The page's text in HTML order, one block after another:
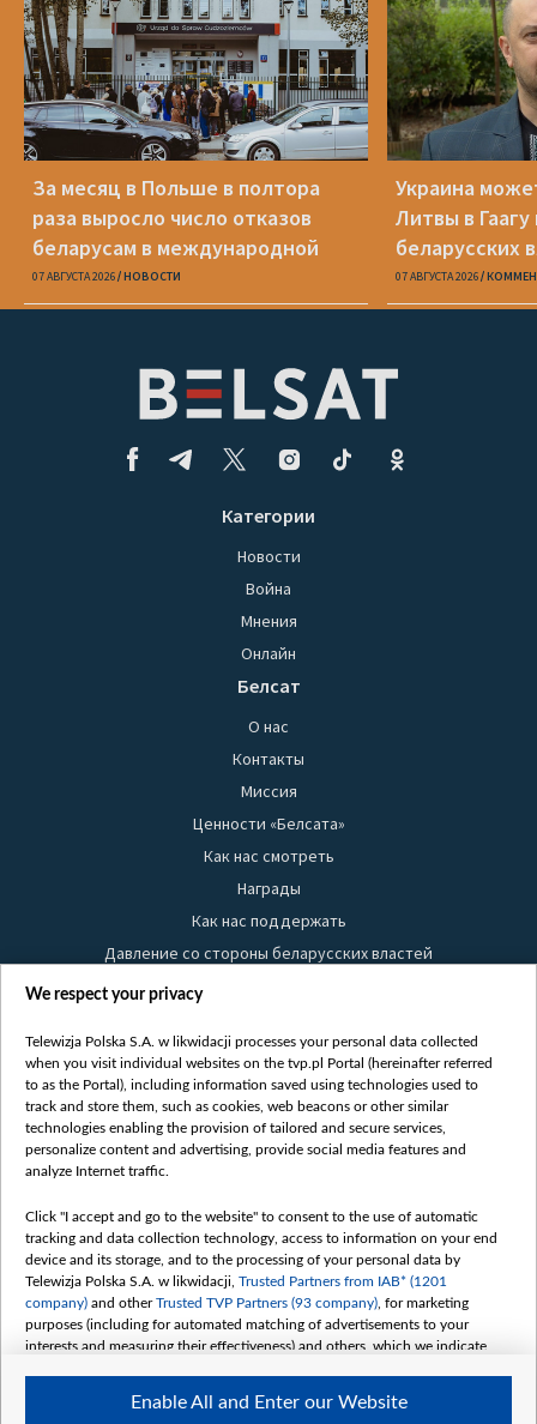
За месяц в Польше в полтора
раза выросло число отказов
беларусам в международной
защите
07 АВГУСТА 2026 НОВОСТИ
Украина
Литвы в Гаагу
беларусских
07 АВГУСТА 2026
Категории
Новости
Война
Мнения
Онлайн
Белсат
О нас
Контакты
Миссия
Ценности «Белсата»
Как нас смотреть
Награды
Как нас поддержать
Давление со стороны беларусских властей
Правила использования материалов
Безопасность
Youtube
Белсат news
Белсат Life
Belsat English
Biełsat PL
Белсат Now
Белсат Shorts
Белсат History
Белсат Music
Белсат Doc
We respect your privacy
Telewizja Polska S.A. w likwidacji processes your personal data collected
when you visit individual websites on the tvp.pl Portal (hereinafter referred
to as the Portal), including information saved using technologies used to
track and store them, such as cookies, web beacons or other similar
technologies enabling the provision of tailored and secure services,
personalize content and advertising, provide social media features and
analyze Internet traffic.
Click "I accept and go to the website" to consent to the use of automatic
tracking and data collection technology, access to information on your end
device and its storage, and to the processing of your personal data by
Telewizja Polska S.A. w likwidacji, Trusted Partners from IAB* (1201
company) and otherTrusted TVP Partners (93 company) , for marketing
purposes (including for automated matching of advertisements to your
interests and measuring their effectiveness) and others, which we indicate
The purposes of processing your data by TVP S.A. w likwidacji are as
Enable All and Enter our Website